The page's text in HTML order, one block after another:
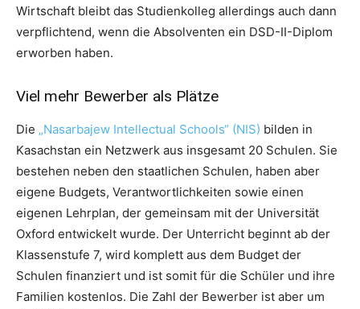
Wirtschaft bleibt das Studienkolleg allerdings auch dann
verpflichtend, wenn die Absolventen ein DSD-II-Diplom
erworben haben.
Viel mehr Bewerber als Plätze
Die „Nasarbajew Intellectual Schools“ (NIS) bilden in
Kasachstan ein Netzwerk aus insgesamt 20 Schulen. Sie
bestehen neben den staatlichen Schulen, haben aber
eigene Budgets, Verantwortlichkeiten sowie einen
eigenen Lehrplan, der gemeinsam mit der Universität
Oxford entwickelt wurde. Der Unterricht beginnt ab der
Klassenstufe 7, wird komplett aus dem Budget der
Schulen finanziert und ist somit für die Schüler und ihre
Familien kostenlos. Die Zahl der Bewerber ist aber um